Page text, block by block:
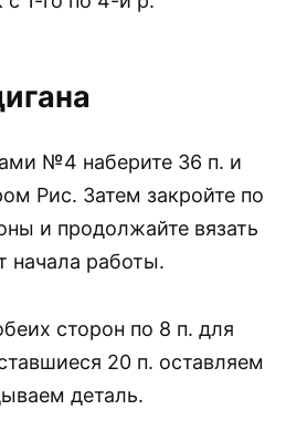
№4 наберите 36 п. и
Рис. Затем закройте по
и продолжайте вязать
начала работы.
сторон по 8 п. для
20 п. оставляем
деталь.